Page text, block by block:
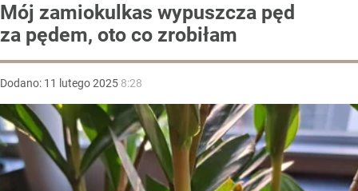
Mój zamiokulkas wypuszcza pęd
za pędem, oto co zrobiłam
Dodano: 11 lutego2025 8:28